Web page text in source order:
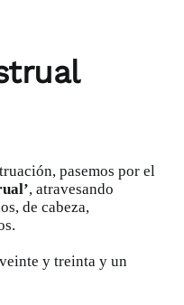
pasemos por el
, atravesando
de cabeza,
y treinta y un